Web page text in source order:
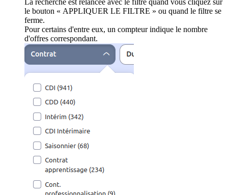
le bouton « APPLIQUER LE FILTRE » ou quand le filtre se
ferme.
Pour certains d'entre eux, un compteur indique le nombre
d'offres correspondant.